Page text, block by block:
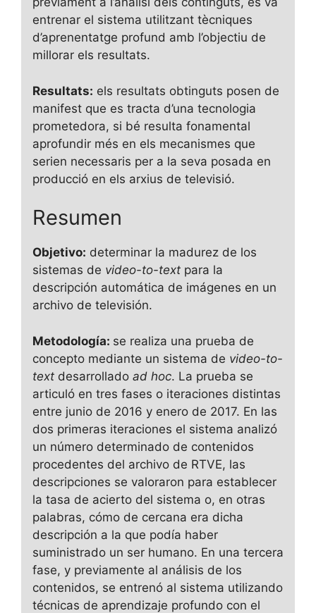
entrenar el sistema utilitzant tècniques
d’aprenentatge profund amb l’objectiu de
millorar els resultats.
Resultats: els resultats obtinguts posen de
manifest que es tracta d’una tecnologia
prometedora, si bé resulta fonamental
aprofundir més en els mecanismes que
serien necessaris per a la seva posada en
producció en els arxius de televisió.
Resumen
Objetivo: determinar la madurez de los
sistemas de video-to-textpara la
descripción automática de imágenes en un
archivo de televisión.
Metodología: se realiza una prueba de
concepto mediante un sistema de video-to-
textdesarrollado ad hoc. La prueba se
articuló en tres fases o iteraciones distintas
entre junio de 2016 y enero de 2017. En las
dos primeras iteraciones el sistema analizó
un número determinado de contenidos
procedentes del archivo de RTVE, las
descripciones se valoraron para establecer
la tasa de acierto del sistema o, en otras
palabras, cómo de cercana era dicha
descripción a la que podía haber
suministrado un ser humano. En una tercera
fase, y previamente al análisis de los
contenidos, se entrenó al sistema utilizando
técnicas de aprendizaje profundo con el